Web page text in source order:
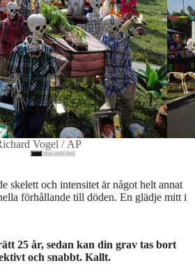
Vogel / AP
skelett och intensitet är något helt annat
förhållande till döden. En glädje mitt i
25 år, sedan kan din grav tas bort
och snabbt. Kallt.